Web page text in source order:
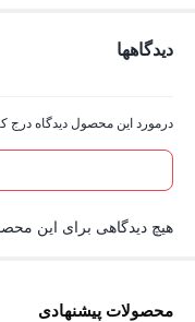
دیدگاهها
درمورد این محصول دیدگاه درج
هیچ دیدگاهی برای این
محصولات پیشنهادی